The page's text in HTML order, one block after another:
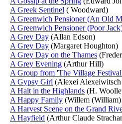
A Greek Sentinel ( Woodward)
A Greenwich Pensioner (An Old
A Greenwich Pensioner (Poor
A Grey Day (Allan Edson)
A Grey Day (Margaret Houghton)
A Grey Day on the Thames
A Grey Evening (Arthur Hill)
A Group from 'The Village
A Gypsy Girl (Alexei
A Halt in the Highlands (H.
A Happy Family (Willem
A Harvest Scene on the Grand
A Hayfield (Arthur Claude